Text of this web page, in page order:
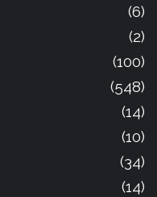
(6)
(2)
(100)
(548)
(14)
(10)
(34)
(14)